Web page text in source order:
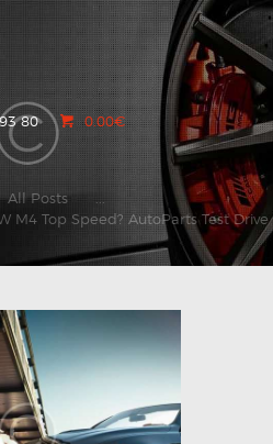
80 0.00€
All Posts
...
M4 Top Speed? AutoParts Test Drive
NOUS